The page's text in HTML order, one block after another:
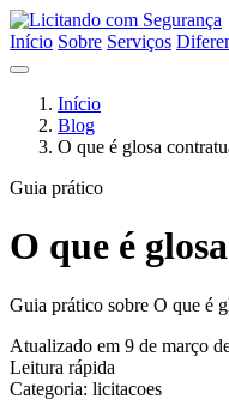
Início Sobre Serviços
Início
Blog
O que é glosa
Guia prático
O que é
Guia prático sobre O que é
Atualizado em 9 de março
Leitura rápida
Categoria: licitacoes